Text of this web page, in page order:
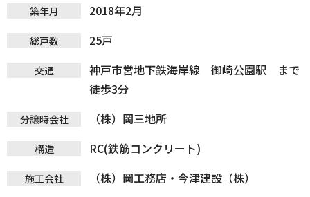
築年月 2018年2月
総戸数 25戸
交通
神戸市営地下鉄海岸線 御崎公園駅 まで
徒歩3分
分譲時会社 （株）岡三地所
構造 RC(鉄筋コンクリート)
施工会社 （株）岡工務店・今津建設（株）